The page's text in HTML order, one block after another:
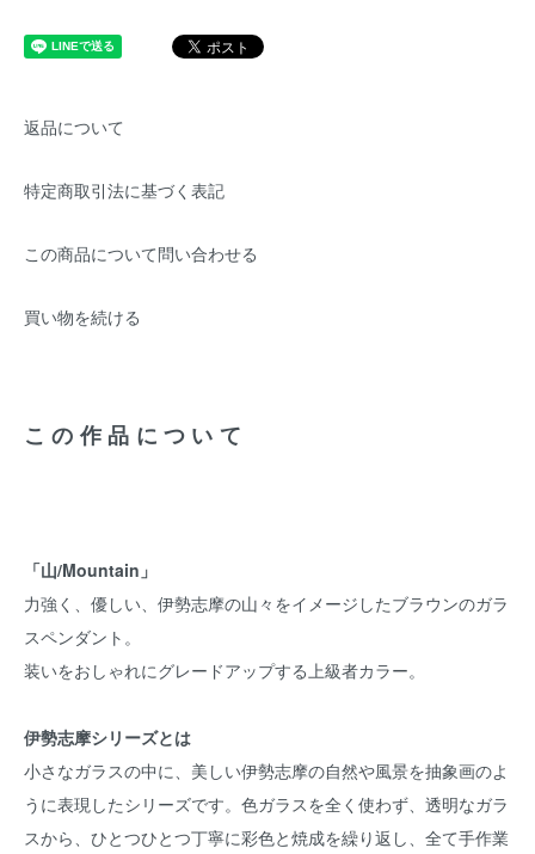
返品について
特定商取引法に基づく表記
この商品について問い合わせる
買い物を続ける
この作品について
「山/Mountain」
力強く、優しい、伊勢志摩の山々をイメージしたブラウンのガラ
スペンダント。
装いをおしゃれにグレードアップする上級者カラー。
伊勢志摩シリーズとは
小さなガラスの中に、美しい伊勢志摩の自然や風景を抽象画のよ
うに表現したシリーズです。色ガラスを全く使わず、透明なガラ
スから、ひとつひとつ丁寧に彩色と焼成を繰り返し、全て手作業